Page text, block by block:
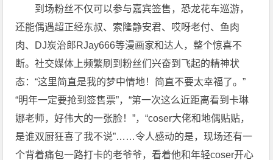
到场粉丝不仅可以参与嘉宾签售，恐龙花车巡游，
还能偶遇超正经东叔、索隆静安君、哎呀老付、鱼肉
肉、DJ炭治郎RJay666等漫画家和达人，整个惊喜不
断。社交媒体上频繁刷到粉丝们兴奋到飞起的精神状
态：“这里简直是我的梦中情地！简直不要太幸福了。”
“明年一定要抢到签售票”，“第一次这么近距离看到卡琳
娜老师，好伟大的一张脸！”，“coser大佬和地偶贴贴，
是谁双厨狂喜了我不说”……令人感动的是，现场还有一
个背着痛包一路打卡的老爷爷，看着他和年轻coser开心